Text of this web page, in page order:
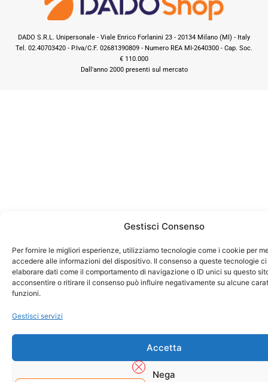
Gestisci Consenso
Per fornire le migliori esperienze, utilizziamo tecnologie come i cookie per
accedere alle informazioni del dispositivo. Il consenso a queste tecnologie
elaborare dati come il comportamento di navigazione o ID unici su questo
acconsentire o ritirare il consenso può influire negativamente su alcune
funzioni.
Gestisci servizi
Accetta
Nega
DADO S.R.L. Unipersonale - Viale Enrico Forlanini 23 - 20134 Milano (MI) - Italy
Tel. 02.40703420 - P.Iva/C.F. 02681390809 - Numero REA MI-2640300 - Cap. Soc.
€ 110.000
Dall'anno 2000 presenti sul mercato